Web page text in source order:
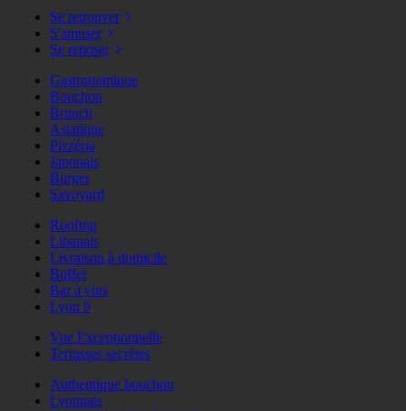
Se retrouver
S'amuser
Se reposer
Gastronomique
Bouchon
Brunch
Asiatique
Pizzéria
Japonais
Burger
Savoyard
Rooftop
Libanais
Livraison à domicile
Buffet
Bar à vins
Lyon 9
Vue Exceptionnelle
Terrasses secrètes
Authentique bouchon
Lyonnais